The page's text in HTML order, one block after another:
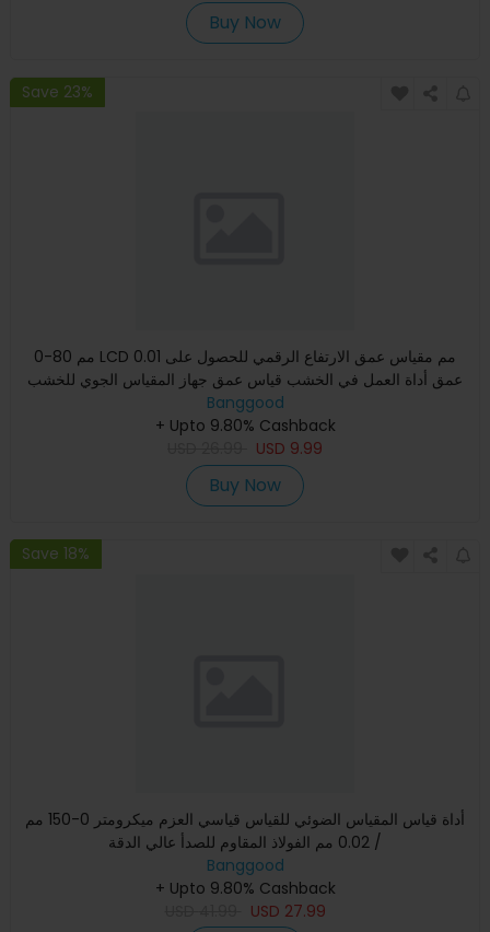
Buy Now
Save 23%
0-80 مم LCD 0.01 مم مقياس عمق الارتفاع الرقمي للحصول على
عمق أداة العمل في الخشب قياس عمق جهاز المقياس الجوي للخشب
المسط
Banggood
+ Upto 9.80% Cashback
USD 9.99
Buy Now
Save 18%
أداة قياس المقياس الضوئي للقياس قياسي العزم ميكرومتر 0-150 مم
/ 0.02 مم الفولاذ المقاوم للصدأ عالي الدقة
Banggood
+ Upto 9.80% Cashback
USD 27.99